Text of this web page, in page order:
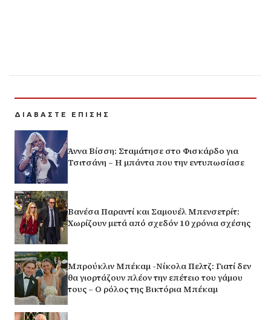
ΔΙΑΒΑΣΤΕ ΕΠΙΣΗΣ
Άννα Βίσση: Σταμάτησε στο Φισκάρδο για
Τσιτσάνη – Η μπάντα που την εντυπωσίασε
Βανέσα Παραντί και Σαμουέλ Μπενσετρίτ:
Χωρίζουν μετά από σχεδόν 10 χρόνια σχέσης
Μπρούκλιν Μπέκαμ -Νίκολα Πελτζ: Γιατί δεν
θα γιορτάζουν πλέον την επέτειο του γάμου
τους – Ο ρόλος της Βικτόρια Μπέκαμ